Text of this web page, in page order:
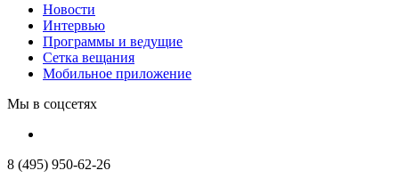
Новости
Интервью
Программы и ведущие
Сетка вещания
Мобильное приложение
Мы в соцсетях
8 (495) 950-62-26